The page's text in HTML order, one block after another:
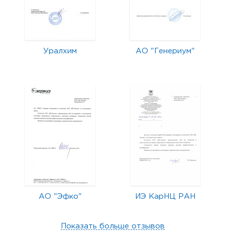
Уралхим АО "Генериум"
АО "Эфко" ИЭ КарНЦ РАН
Показать больше отзывов